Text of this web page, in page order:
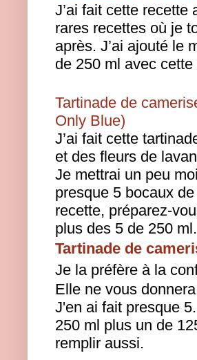
J’ai fait cette recette
rares recettes où je
après. J’ai ajouté le
de 250 ml avec
Tartinade de
Only Blue)
J’ai fait cette
et des fleurs de
Je mettrai un peu
presque 5 bocaux
recette, préparez-
plus des 5 de 250 ml.
Tartinade de
Je la préfère à la
Elle ne vous
J'en ai fait presque
250 ml plus un de
remplir aussi.